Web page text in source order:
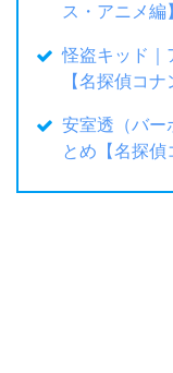
ス・アニメ編
怪盗キッド｜
【名探偵コナ
安室透（バー
とめ【名探偵